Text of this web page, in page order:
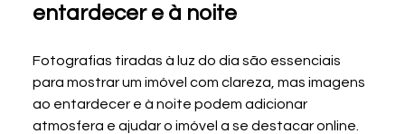
entardecer e à noite
Fotografias tiradas à luz do dia são essenciais
para mostrar um imóvel com clareza, mas imagens
ao entardecer e à noite podem adicionar
atmosfera e ajudar o imóvel a se destacar online.